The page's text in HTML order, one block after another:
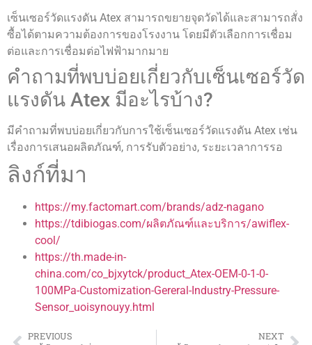
เซ็นเซอร์วัดแรงดัน Atex สามารถขยายจุดวัดได้และสามารถสั่ง
ซื้อได้ตามความต้องการของโรงงาน โดยมีตัวเลือกการเชื่อม
ต่อและการเชื่อมต่อไฟฟ้ามากมาย
คำถามที่พบบ่อยเกี่ยวกับเซ็นเซอร์วัด
แรงดัน Atex มีอะไรบ้าง?
มีคำถามที่พบบ่อยเกี่ยวกับการใช้เซ็นเซอร์วัดแรงดัน Atex เช่น
เรื่องการเสนอผลิตภัณฑ์, การรับตัวอย่าง, ระยะเวลาการรอ
ลิงก์ที่มา
https://my.factomart.com/brands/adz-nagano
https://tdibiogas.com/ผลิตภัณฑ์และบริการ/awiflex-
cool/
https://th.made-in-
china.com/co_bjxytck/product_Atex-OEM-0-1-0-
100MPa-Customization-Gereral-Industry-Pressure-
Sensor_uoisynouyy.html
PREVIOUS NEXT